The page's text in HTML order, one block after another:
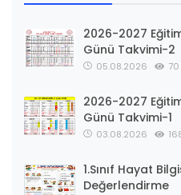
2026-2027
Günü Takvimi-2
05.08.2026 70
2026-2027
Günü Takvimi-1
03.08.2026
1.Sınıf Hayat
Değerlendirme